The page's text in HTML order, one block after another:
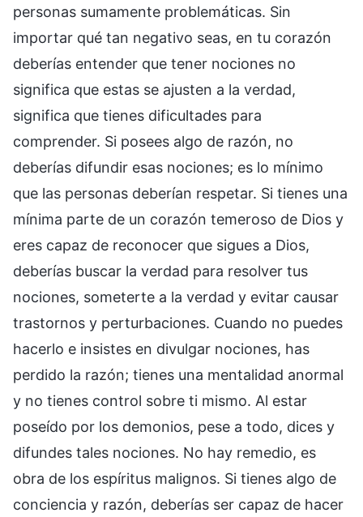
personas sumamente problemáticas. Sin
importar qué tan negativo seas, en tu corazón
deberías entender que tener nociones no
significa que estas se ajusten a la verdad,
significa que tienes dificultades para
comprender. Si posees algo de razón, no
deberías difundir esas nociones; es lo mínimo
que las personas deberían respetar. Si tienes una
mínima parte de un corazón temeroso de Dios y
eres capaz de reconocer que sigues a Dios,
deberías buscar la verdad para resolver tus
nociones, someterte a la verdad y evitar causar
trastornos y perturbaciones. Cuando no puedes
hacerlo e insistes en divulgar nociones, has
perdido la razón; tienes una mentalidad anormal
y no tienes control sobre ti mismo. Al estar
poseído por los demonios, pese a todo, dices y
difundes tales nociones. No hay remedio, es
obra de los espíritus malignos. Si tienes algo de
conciencia y razón, deberías ser capaz de hacer